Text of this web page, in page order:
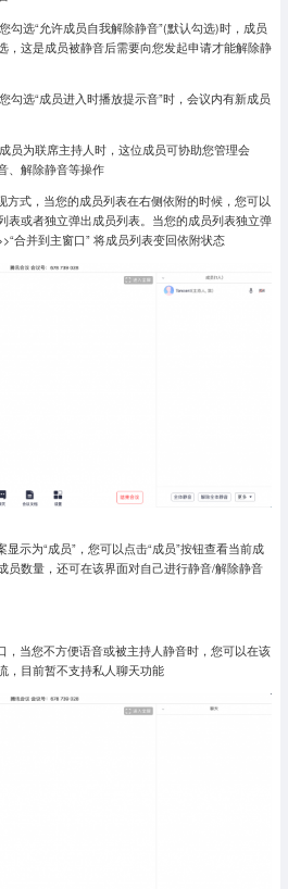
勾选“允许成员自我解除静音”(默认勾选)时，成员
，这是成员被静音后需要向您发起申请才能解除静
勾选“成员进入时播放提示音”时，会议内有新成员
员为联席主持人时，这位成员可协助您管理会
、解除静音等操作
方式，当您的成员列表在右侧依附的时候，您可以
表或者独立弹出成员列表。当您的成员列表独立弹
合并到主窗口” 将成员列表变回依附状态
示为“成员”，您可以点击“成员”按钮查看当前成
员数量，还可在该界面对自己进行静音/解除静音
，当您不方便语音或被主持人静音时，您可以在该
，目前暂不支持私人聊天功能